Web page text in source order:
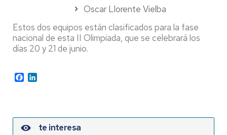
Oscar Llorente Vielba
Estos dos equipos están clasificados para la fase
nacional de esta II Olimpiada, que se celebrará los
días 20 y 21 de junio.
Facebook
te interesa